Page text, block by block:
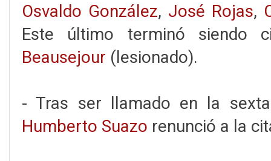
Osvaldo González, José Rojas,
Este último terminó siendo
Beausejour (lesionado).
- Tras ser llamado en la
Humberto Suazo renunció a la